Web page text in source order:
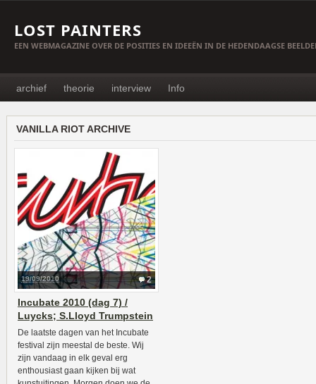
LOST PAINTERS
EEN WEBMAGAZINE OVER DE POSITIES EN IDEEËN IN DE HEDENDAAGSE
archief theorie interview Info
VANILLA RIOT ARCHIVE
2
19/09/2010
Incubate 2010 (dag 7) /
Luycks; S.Lloyd Trumpstein
De laatste dagen van het Incubate
festival zijn meestal de beste. Wij
zijn vandaag in elk geval erg
enthousiast gaan kijken bij wat